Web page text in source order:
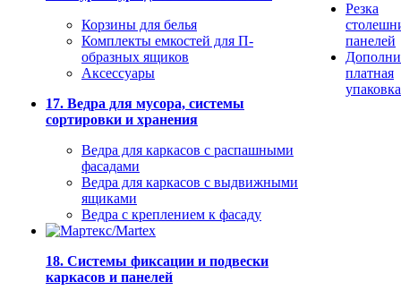
Корзины для белья
Комплекты емкостей для П-
образных ящиков
Аксессуары
17. Ведра для мусора, системы
сортировки и хранения
Ведра для каркасов с распашными
фасадами
Ведра для каркасов с выдвижными
ящиками
Ведра с креплением к фасаду
18. Системы фиксации и подвески
каркасов и панелей
Резка
панелей
платная
упаковка